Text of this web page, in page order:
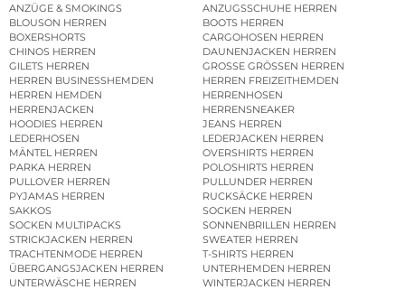
ANZÜGE & SMOKINGS
ANZUGSSCHUHE HERREN
BLOUSON HERREN
BOOTS HERREN
BOXERSHORTS
CARGOHOSEN HERREN
CHINOS HERREN
DAUNENJACKEN HERREN
GILETS HERREN
GROSSE GRÖSSEN HERREN
HERREN BUSINESSHEMDEN
HERREN FREIZEITHEMDEN
HERREN HEMDEN
HERRENHOSEN
HERRENJACKEN
HERRENSNEAKER
HOODIES HERREN
JEANS HERREN
LEDERHOSEN
LEDERJACKEN HERREN
MÄNTEL HERREN
OVERSHIRTS HERREN
PARKA HERREN
POLOSHIRTS HERREN
PULLOVER HERREN
PULLUNDER HERREN
PYJAMAS HERREN
RUCKSÄCKE HERREN
SAKKOS
SOCKEN HERREN
SOCKEN MULTIPACKS
SONNENBRILLEN HERREN
STRICKJACKEN HERREN
SWEATER HERREN
TRACHTENMODE HERREN
T-SHIRTS HERREN
ÜBERGANGSJACKEN HERREN
UNTERHEMDEN HERREN
UNTERWÄSCHE HERREN
WINTERJACKEN HERREN